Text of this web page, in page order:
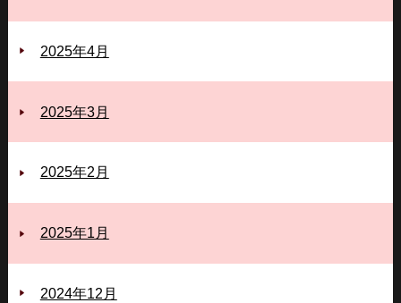
2025年4月
2025年3月
2025年2月
2025年1月
2024年12月